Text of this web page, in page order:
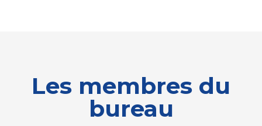
Les membres du
bureau